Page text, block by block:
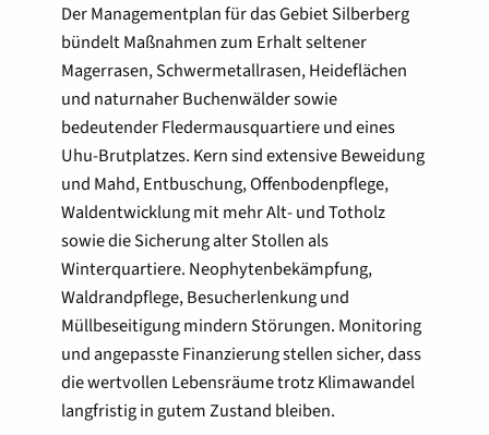
Der Managementplan für das Gebiet Silberberg
bündelt Maßnahmen zum Erhalt seltener
Magerrasen, Schwermetallrasen, Heideflächen
und naturnaher Buchenwälder sowie
bedeutender Fledermausquartiere und eines
Uhu-Brutplatzes. Kern sind extensive Beweidung
und Mahd, Entbuschung, Offenbodenpflege,
Waldentwicklung mit mehr Alt- und Totholz
sowie die Sicherung alter Stollen als
Winterquartiere. Neophytenbekämpfung,
Waldrandpflege, Besucherlenkung und
Müllbeseitigung mindern Störungen. Monitoring
und angepasste Finanzierung stellen sicher, dass
die wertvollen Lebensräume trotz Klimawandel
langfristig in gutem Zustand bleiben.